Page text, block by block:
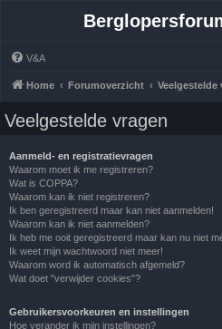
V&A
Home Forumoverzicht Veelgestelde
Veelgestelde vragen
Aanmeld- en registratievragen
Waarom moet ik me registreren?
Wat is COPPA?
Waarom kan ik niet registreren?
Ik ben geregistreerd maar kan niet aanmelden!
Waarom kan ik niet aanmelden?
Ik heb me ooit geregistreerd maar kan nu niet
Ik weet mijn wachtwoord niet meer!
Waarom word ik automatisch afgemeld?
Wat doet "verwijder cookies"?
Gebruikersvoorkeuren en instellingen
Hoe verander ik mijn instellingen?